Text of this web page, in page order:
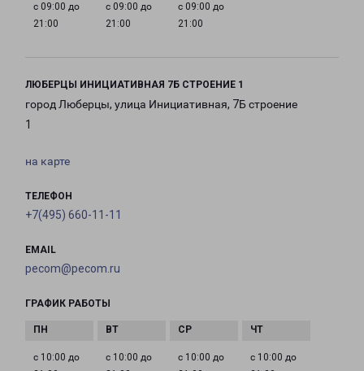
с 09:00 до
21:00
с 09:00 до
21:00
с 09:00 до
21:00
ЛЮБЕРЦЫ ИНИЦИАТИВНАЯ 7Б СТРОЕНИЕ 1
город Люберцы, улица Инициативная, 7Б строение
1
на карте
ТЕЛЕФОН
+7(495) 660-11-11
EMAIL
pecom@pecom.ru
ГРАФИК РАБОТЫ
с 10:00 до
с 10:00 до
с 10:00 до
с 10:00 до